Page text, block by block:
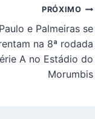
PRÓXIMO
e Palmeiras se
na 8ª rodada
A no Estádio do
Morumbis